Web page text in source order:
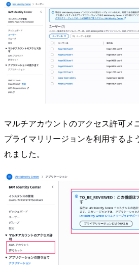
マルチアカウントのアクセス許可メ
プライマリリージョンを利用するよ
れました。